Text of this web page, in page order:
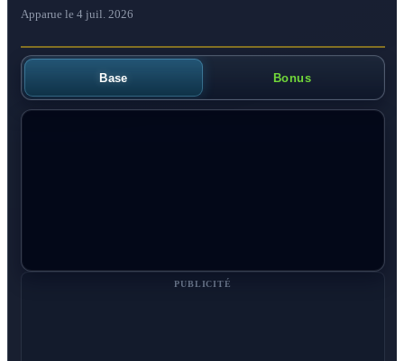
Apparue le 4 juil. 2026
Base Bonus
PUBLICITÉ